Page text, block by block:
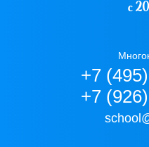
с
+7
+7